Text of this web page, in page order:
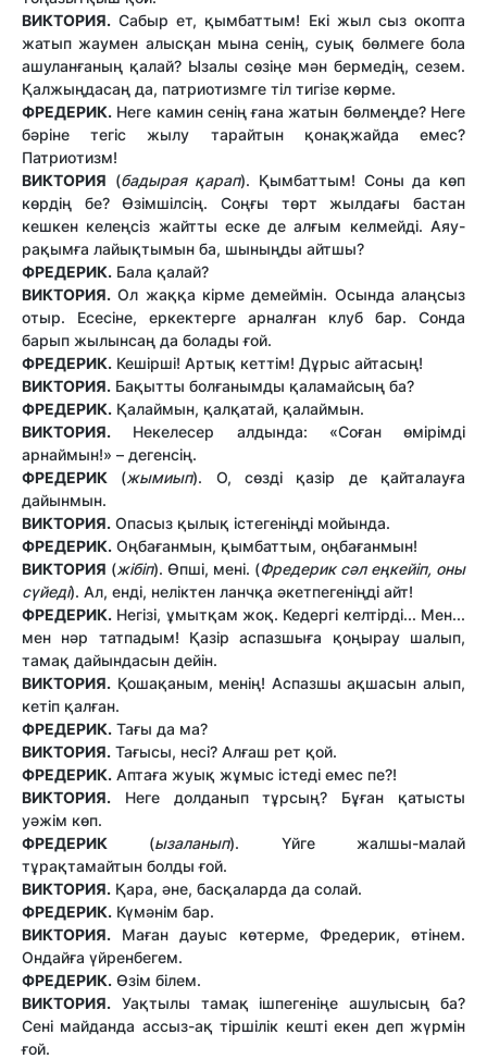
ВИКТОРИЯ. Сабыр ет, қымбаттым! Екі жыл сыз окопта
жатып жаумен алысқан мына сенің, суық бөлмеге бола
ашуланғаның қалай? Ызалы сөзіңе мән бермедің, сезем.
Қалжыңдасаң да, патриотизмге тіл тигізе көрме.
ФРЕДЕРИК. Неге камин сенің ғана жатын бөлмеңде? Неге
бәріне тегіс жылу тарайтын қонақжайда емес?
Патриотизм!
ВИКТОРИЯ (бадырая қарап). Қымбаттым! Соны да көп
көрдің бе? Өзімшілсің. Соңғы төрт жылдағы бастан
кешкен келеңсіз жайтты еске де алғым келмейді. Аяу-
рақымға лайықтымын ба, шыныңды айтшы?
ФРЕДЕРИК. Бала қалай?
ВИКТОРИЯ. Ол жаққа кірме демеймін. Осында алаңсыз
отыр. Есесіне, еркектерге арналған клуб бар. Сонда
барып жылынсаң да болады ғой.
ФРЕДЕРИК. Кешірші! Артық кеттім! Дұрыс айтасың!
ВИКТОРИЯ. Бақытты болғанымды қаламайсың ба?
ФРЕДЕРИК. Қалаймын, қалқатай, қалаймын.
ВИКТОРИЯ. Некелесер алдында: «Соған өмірімді
арнаймын!» – дегенсің.
ФРЕДЕРИК (жымиып). О, сөзді қазір де қайталауға
дайынмын.
ВИКТОРИЯ. Опасыз қылық істегеніңді мойында.
ФРЕДЕРИК. Оңбағанмын, қымбаттым, оңбағанмын!
ВИКТОРИЯ (жібіп). Өпші, мені. (Фредерик сәл еңкейіп, оны
сүйеді). Ал, енді, неліктен ланчқа әкетпегеніңді айт!
ФРЕДЕРИК. Негізі, ұмытқам жоқ. Кедергі келтірді... Мен...
мен нәр татпадым! Қазір аспазшыға қоңырау шалып,
тамақ дайындасын дейін.
ВИКТОРИЯ. Қошақаным, менің! Аспазшы ақшасын алып,
кетіп қалған.
ФРЕДЕРИК. Тағы да ма?
ВИКТОРИЯ. Тағысы, несі? Алғаш рет қой.
ФРЕДЕРИК. Аптаға жуық жұмыс істеді емес пе?!
ВИКТОРИЯ. Неге долданып тұрсың? Бұған қатысты
уәжім көп.
ФРЕДЕРИК (ызаланып). Үйге жалшы-малай
тұрақтамайтын болды ғой.
ВИКТОРИЯ. Қара, әне, басқаларда да солай.
ФРЕДЕРИК. Күмәнім бар.
ВИКТОРИЯ. Маған дауыс көтерме, Фредерик, өтінем.
Ондайға үйренбегем.
ФРЕДЕРИК. Өзім білем.
ВИКТОРИЯ. Уақтылы тамақ ішпегеніңе ашулысың ба?
Сені майданда ассыз-ақ тіршілік кешті екен деп жүрмін
ғой.